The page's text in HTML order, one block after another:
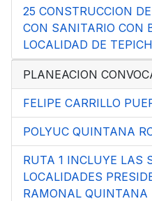
25 CONSTRUCCION
CON SANITARIO CON
LOCALIDAD DE TEPICH
PLANEACION
FELIPE CARRILLO
POLYUC QUINTANA
RUTA 1 INCLUYE LAS
LOCALIDADES
RAMONAL QUINTANA